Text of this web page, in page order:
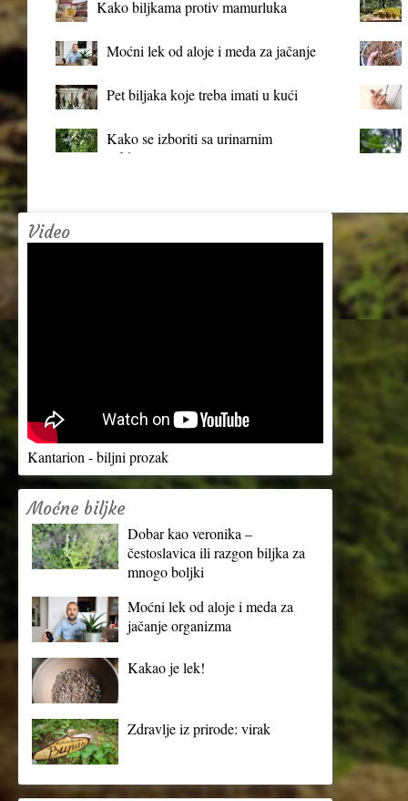
Kako biljkama protiv mamurluka
Moćni lek od aloje i meda za jačanje
Pet biljaka koje treba imati u kući
Kako se izboriti sa urinarnim
infekcijama?
Video
Kantarion - biljni prozak
Moćne biljke
Dobar kao veronika –
čestoslavica ili razgon biljka za
mnogo boljki
Moćni lek od aloje i meda za
jačanje organizma
Kakao je lek!
Zdravlje iz prirode: virak